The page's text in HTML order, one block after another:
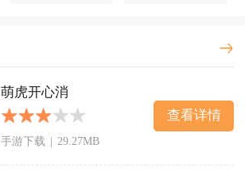
萌虎开心消
手游下载 | 29.27MB
查看详情